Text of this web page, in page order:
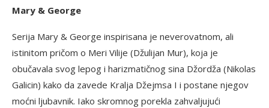
Mary & George
Serija Mary & George inspirisana je neverovatnom, ali
istinitom pričom o Meri Vilije (Džulijan Mur), koja je
obučavala svog lepog i harizmatičnog sina Džordža (Nikolas
Galicin) kako da zavede Kralja Džejmsa I i postane njegov
moćni ljubavnik. Iako skromnog porekla zahvaljujući